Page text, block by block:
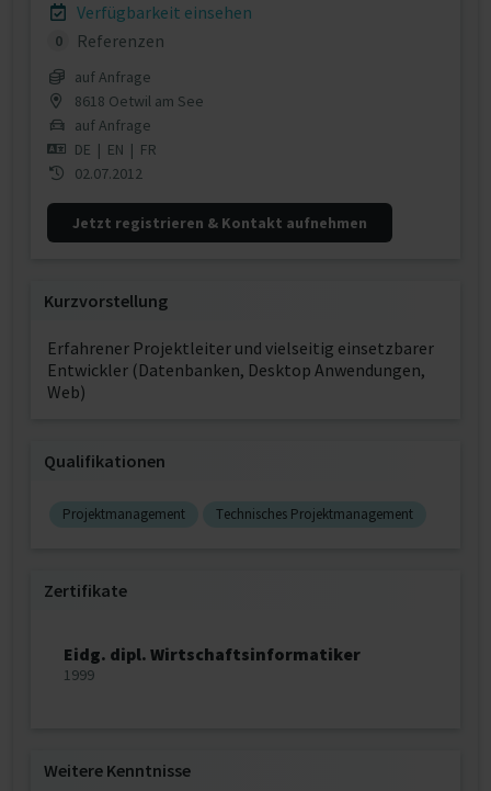
Verfügbarkeit einsehen
0 Referenzen
auf Anfrage
8618 Oetwil am See
auf Anfrage
DE | EN | FR
02.07.2012
Jetzt registrieren & Kontakt aufnehmen
Kurzvorstellung
Erfahrener Projektleiter und vielseitig einsetzbarer
Entwickler (Datenbanken, Desktop Anwendungen,
Web)
Qualifikationen
Projektmanagement Technisches Projektmanagement
Zertifikate
Eidg. dipl. Wirtschaftsinformatiker
1999
Weitere Kenntnisse